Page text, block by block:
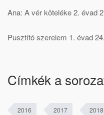
Ana: A vér köteléke 2. évad
Pusztító szerelem 1. évad
Címkék a
2016 2017 2018